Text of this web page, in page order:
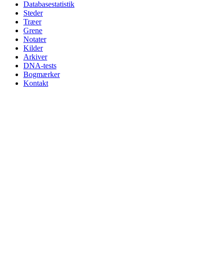
Databasestatistik
Steder
Træer
Grene
Notater
Kilder
Arkiver
DNA-tests
Bogmærker
Kontakt